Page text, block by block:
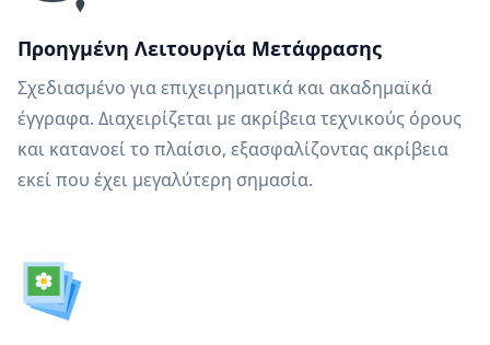
Προηγμένη Λειτουργία Μετάφρασης
Σχεδιασμένο για επιχειρηματικά και ακαδημαϊκά
έγγραφα. Διαχειρίζεται με ακρίβεια τεχνικούς όρους
και κατανοεί το πλαίσιο, εξασφαλίζοντας ακρίβεια
εκεί που έχει μεγαλύτερη σημασία.